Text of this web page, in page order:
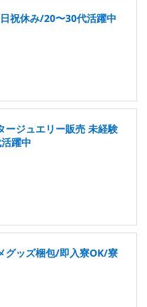
祝休み/20〜30代活躍中
ージュエリー販売 未経験
躍中
グッズ梱包/即入寮OK/寮